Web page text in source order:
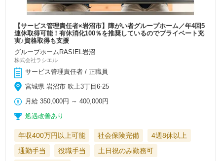
【サービス管理責任者×岩沼市】障がい者グループホーム／年4回5
連休取得可能！有休消化100％を推奨しているのでプライベート充
実♪資格取得も支援
グループホームRASIEL岩沼
株式会社ラシエル
サービス管理責任者 / 正職員
宮城県 岩沼市 吹上3丁目6-25
月給 350,000円 ～400,000円
処遇改善あり
年収400万円以上可能 社会保険完備
4週8休以上
通勤手当
役職手当
土日祝のみ勤務可